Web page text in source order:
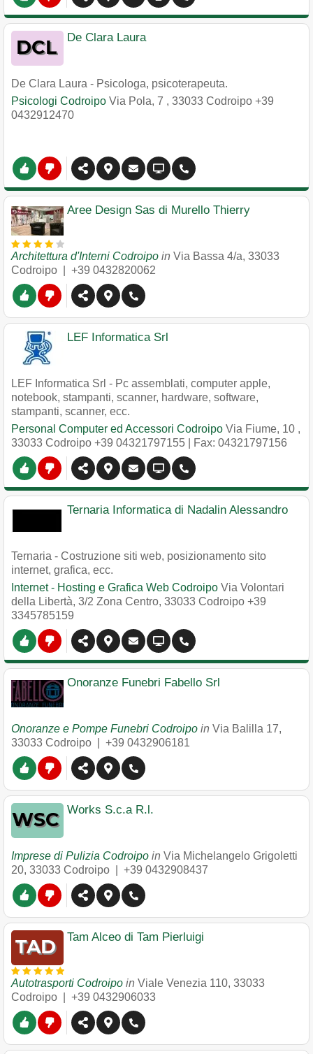
De Clara Laura
De Clara Laura - Psicologa, psicoterapeuta.
Psicologi Codroipo Via Pola, 7 , 33033 Codroipo +39
0432912470
Aree Design Sas di Murello Thierry
Architettura d'Interni Codroipo in Via Bassa 4/a, 33033
Codroipo
+39 0432820062
LEF Informatica Srl
LEF Informatica Srl - Pc assemblati, computer apple,
notebook, stampanti, scanner, hardware, software,
stampanti, scanner, ecc.
Personal Computer ed Accessori Codroipo Via Fiume, 10 ,
33033 Codroipo +39 04321797155 | Fax: 04321797156
Ternaria Informatica di Nadalin Alessandro
Ternaria - Costruzione siti web, posizionamento sito
internet, grafica, ecc.
Internet - Hosting e Grafica Web Codroipo Via Volontari
della Libertà, 3/2 Zona Centro, 33033 Codroipo +39
3345785159
Onoranze Funebri Fabello Srl
Onoranze e Pompe Funebri Codroipo in Via Balilla 17,
33033 Codroipo +39 0432906181
Works S.c.a R.l.
Imprese di Pulizia Codroipo in Via Michelangelo Grigoletti
20, 33033 Codroipo +39 0432908437
Tam Alceo di Tam Pierluigi
Autotrasporti Codroipo in Viale Venezia 110, 33033
Codroipo
+39 0432906033